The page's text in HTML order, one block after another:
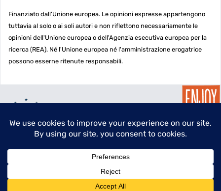
menu
Finanziato dall'Unione europea. Le opinioni espresse appartengono
tuttavia al solo o ai soli autori e non riflettono necessariamente le
opinioni dell'Unione europea o dell'Agenzia esecutiva europea per la
ricerca (REA). Né l'Unione europea né l'amministrazione erogatrice
possono esserne ritenute responsabili.